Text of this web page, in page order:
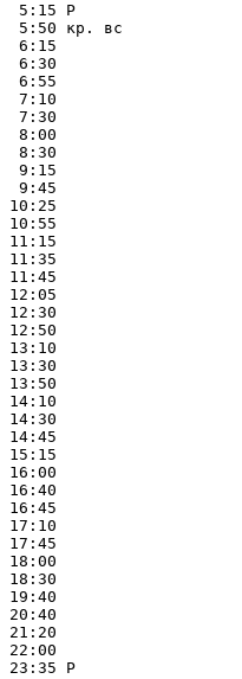
5:15 Р
5:50 кр. вс
6:15
6:30
6:55
7:10
7:30
8:00
8:30
9:15
9:45
10:25
10:55
11:15
11:35
11:45
12:05
12:30
12:50
13:10
13:30
13:50
14:10
14:30
14:45
15:15
16:00
16:40
16:45
17:10
17:45
18:00
18:30
19:40
20:40
21:20
22:00
23:35 Р